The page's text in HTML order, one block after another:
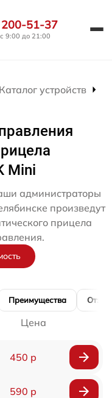
51-37
9:00 до 21:00
Каталог устройств
Mini
администраторы
произведут
прицела
Преимущества
Цена
450 р
590 р